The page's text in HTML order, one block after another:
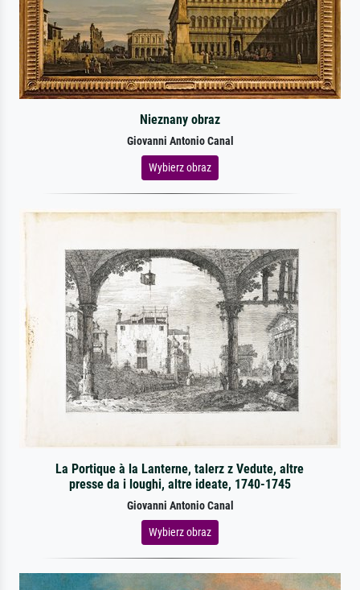
Nieznany obraz
Giovanni Antonio Canal
Wybierz obraz
La Portique à la Lanterne, talerz z Vedute, altre
presse da i loughi, altre ideate, 1740-1745
Giovanni Antonio Canal
Wybierz obraz